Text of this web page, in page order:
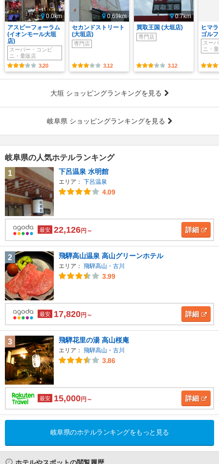
0.0km
アスビーフォーラム
(イオンモール大垣
店)
スーパー・コンビ
ニ・量販店
3.20
0.69km
セカンドストリート
(大垣店)
専門店
3.12
0.7km
買取王国 (大垣店)
専門店
3.12
ヒマ
ゴル
スー
ニ・
大垣 ショッピングランキングを見る
岐阜県 ショッピングランキングを見る
岐阜県の人気ホテルランキング
1
下呂温泉 水明館
エリア： 下呂温泉
4.09
最安 22,126円～ 詳細
2 飛騨高山温泉 高山グリーンホテル
エリア： 飛騨高山・古川
3.99
最安 17,820円～ 詳細
3 飛騨花里の湯 高山桜庵
エリア： 飛騨高山・古川
3.86
最安 15,000円～ 詳細
岐阜県のホテルランキングをもっと見る
ホテルやスポットの閲覧履歴